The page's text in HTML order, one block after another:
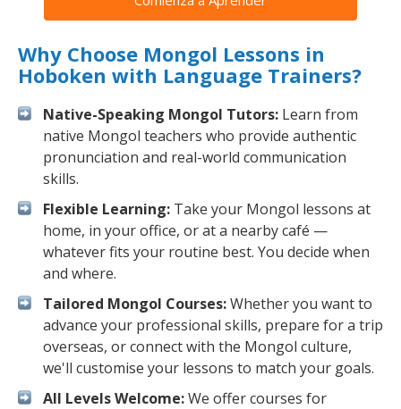
Why Choose Mongol Lessons in
Hoboken with Language Trainers?
Native-Speaking Mongol Tutors: Learn from
native Mongol teachers who provide authentic
pronunciation and real-world communication
skills.
Flexible Learning: Take your Mongol lessons at
home, in your office, or at a nearby café —
whatever fits your routine best. You decide when
and where.
Tailored Mongol Courses:Whether you want to
advance your professional skills, prepare for a trip
overseas, or connect with the Mongol culture,
we'll customise your lessons to match your goals.
All Levels Welcome:We offer courses for